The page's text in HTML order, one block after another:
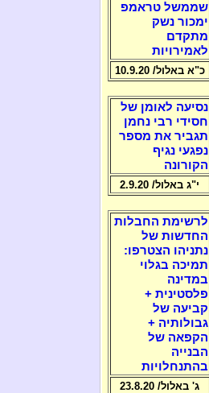
שממשל טראמפ
ימכור נשק
מתקדם
לאמירויות
כ"א באלול/ 10.9.20
נסיעה לאומן של
חסידי רבי נחמן
תגביר את מספר
נפגעי נגיף
הקורונה
י"ג באלול/ 2.9.20
לרשימת החבלות
החדשות של
נתניהו הצטרפו:
תמיכה בגלוי
במדינה
פלסטינית +
קביעה של
גבולותיה +
הקפאה של
הבנייה
בהתנחלויות
ג' באלול/ 23.8.20